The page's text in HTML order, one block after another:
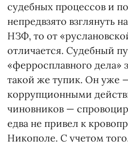
судебных процессов и
непредвзято взглянуть
НЗФ, то от
отличается. Судебный
«ферросплавного дела»
такой же тупик. Он уже
коррупционными
чиновников —
едва не привел к
Никополе. С учетом